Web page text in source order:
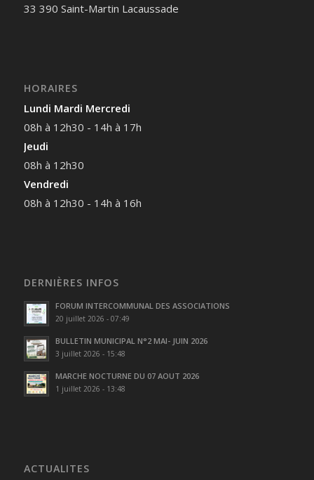
33 390 Saint-Martin Lacaussade
HORAIRES
Lundi Mardi Mercredi
08h à 12h30 - 14h à 17h
Jeudi
08h à 12h30
Vendredi
08h à 12h30 - 14h à 16h
DERNIÈRES INFOS
FORUM INTERCOMMUNAL DES ASSOCIATIONS
20 juillet 2026 - 07:49
BULLETIN MUNICIPAL N°2 MAI- JUIN 2026
3 juillet 2026 - 15:48
MARCHE NOCTURNE DU 07 AOUT 2026
1 juillet 2026 - 13:48
ACTUALITES